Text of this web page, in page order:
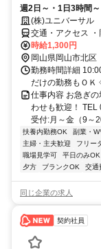
週2日～・1日3時間
(株)ユニバーサル
交通・アクセス ・
ら徒歩1分
時給1,300円
岡山県岡山市北区
勤務時間詳細
だけの勤務もＯＫ
仕事内容 お急ぎ
わせも歓迎！ TEL
受付:月～金（9～
扶養内勤務OK 副業・
主婦・主夫歓迎
フリー
職場見学可
平日のみOK
夕方
ブランクOK 交通
同じ企業の求人
契約社員